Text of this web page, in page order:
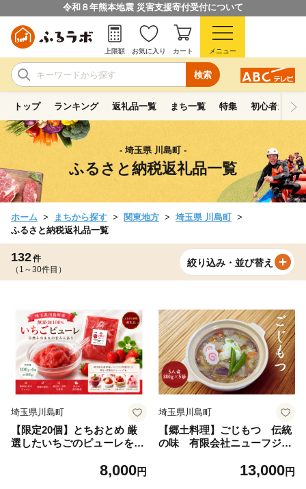
令和８年熊本地震 災害支援寄付受付について
検索
上限額 お気に入り カート メニュー
トップ ランキング 返礼品一覧 まち一覧 特集 初心者ガイド
- 埼玉県 川島町 -
ふるさと納税返礼品一覧
ホーム まちから探す 関東地方
埼玉県 川島町
ふるさと納税返礼品一覧
132件
（1～30件目）
絞り込み・並び替え
埼玉県川島町
【限定20個】とちおとめ 厳
選したいちごのピューレを冷
約300ｇ（容器含む）埼玉県
8,000円
埼玉県川島町
【郷土料理】ごじもつ 伝統
の味 有限会社ニューフジサ
13,000円